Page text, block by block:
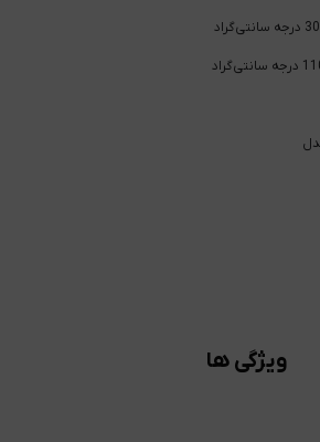
30 درجه سانتی‌گراد
سانتی‌گراد
ویژگی ها